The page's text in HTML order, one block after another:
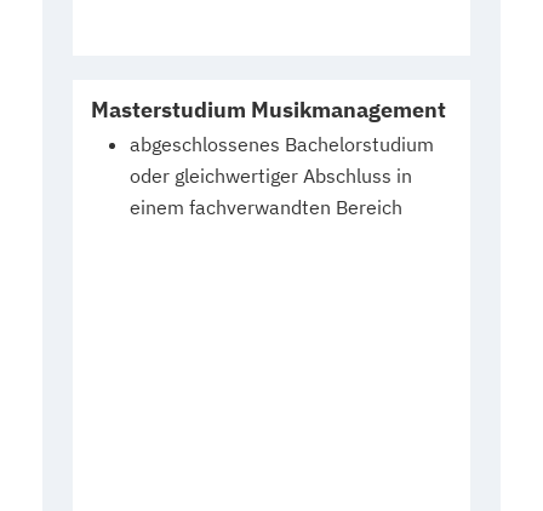
Masterstudium Musikmanagement
abgeschlossenes Bachelorstudium
oder gleichwertiger Abschluss in
einem fachverwandten Bereich